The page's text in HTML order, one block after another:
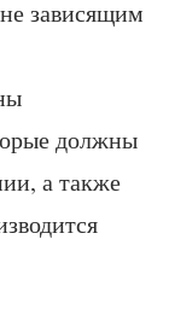
зависящим
должны
а также